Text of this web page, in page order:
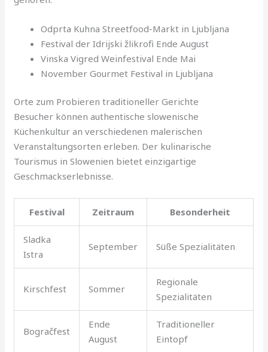
Odprta Kuhna Streetfood-Markt in Ljubljana
Festival der Idrijski žlikrofi Ende August
Vinska Vigred Weinfestival Ende Mai
November Gourmet Festival in Ljubljana
Orte zum Probieren traditioneller Gerichte
Besucher können authentische slowenische
Küchenkultur an verschiedenen malerischen
Veranstaltungsorten erleben. Der kulinarische
Tourismus in Slowenien bietet einzigartige
Geschmackserlebnisse.
Festival Zeitraum Besonderheit
Sladka
Istra
September Süße Spezialitäten
Kirschfest Sommer
Regionale
Spezialitäten
Bogračfest
Ende
August
Traditioneller
Eintopf